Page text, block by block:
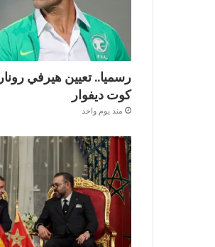
رسميا.. تعيين هيرفي
كوت ديفوار
منذ يوم واحد